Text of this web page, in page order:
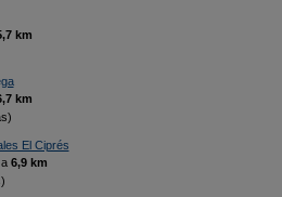
km
km
El Ciprés
6,9 km